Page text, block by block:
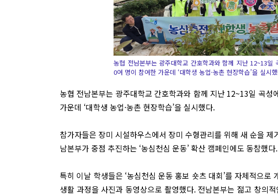
농협 전남본부는 광주대학교 간호학과와 함께 지난 12~13일
0여 명이 참여한 가운데 ‘대학생 농업·농촌 현장학습’을 실시
농협 전남본부는 광주대학교 간호학과와 함께 지난 12~13일 곡
가운데 ‘대학생 농업·농촌 현장학습’을 실시했다.
참가자들은 장미 시설하우스에서 장미 수형관리를 위해 새 순을
남본부가 중점 추진하는 ‘농심천심 운동’ 확산 캠페인에도 동참했다.
특히 이날 학생들은 ‘농심천심 운동 홍보 숏츠 대회’를 자체적으
생활 과정을 사진과 동영상으로 촬영했다. 전남본부는 젊고 창의